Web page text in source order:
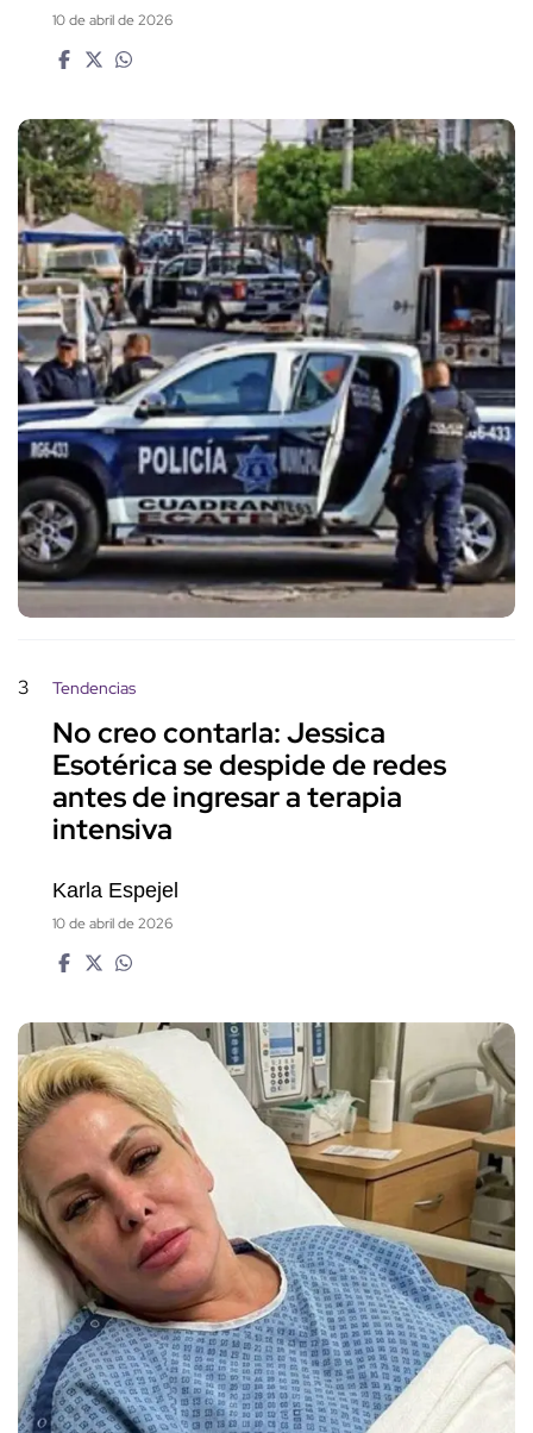
10 de abril de 2026
3 Tendencias
No creo contarla: Jessica
Esotérica se despide de redes
antes de ingresar a terapia
intensiva
Karla Espejel
10 de abril de 2026